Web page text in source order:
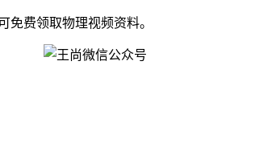
免费领取物理视频资料。